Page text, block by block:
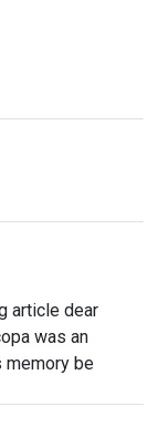
article dear
was an
memory be